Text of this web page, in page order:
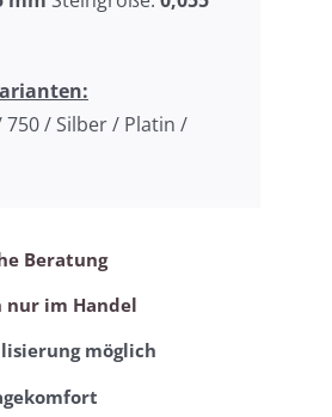
750 / Silber / Platin /
Beratung
nur im Handel
möglich